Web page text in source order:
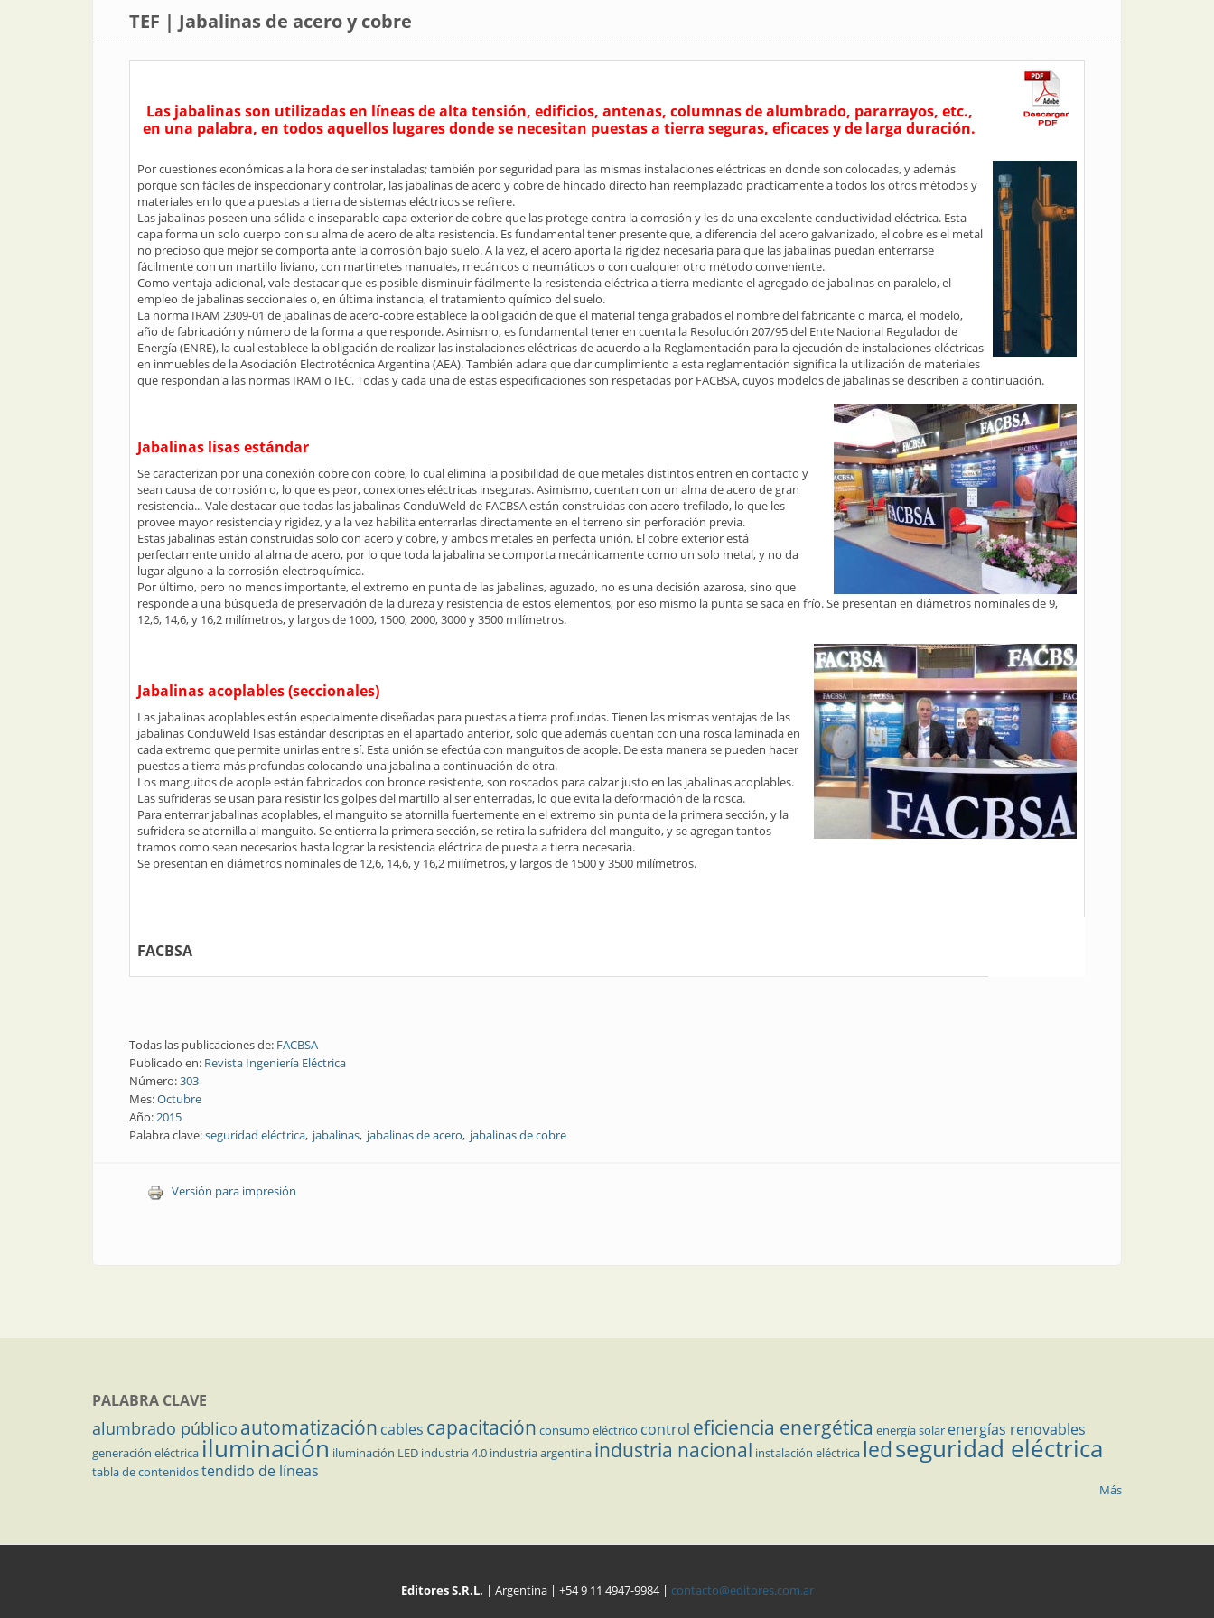
TEF | Jabalinas de acero y cobre
Las jabalinas son utilizadas en líneas de alta tensión, edificios, antenas, columnas de alumbrado, pararrayos, etc.,
en una palabra, en todos aquellos lugares donde se necesitan puestas a tierra seguras, eficaces y de larga duración.
Por cuestiones económicas a la hora de ser instaladas; también por seguridad para las mismas instalaciones eléctricas en donde son colocadas, y además
porque son fáciles de inspeccionar y controlar, las jabalinas de acero y cobre de hincado directo han reemplazado prácticamente a todos los otros métodos y
materiales en lo que a puestas a tierra de sistemas eléctricos se refiere.
Las jabalinas poseen una sólida e inseparable capa exterior de cobre que las protege contra la corrosión y les da una excelente conductividad eléctrica. Esta
capa forma un solo cuerpo con su alma de acero de alta resistencia. Es fundamental tener presente que, a diferencia del acero galvanizado, el cobre es el metal
no precioso que mejor se comporta ante la corrosión bajo suelo. A la vez, el acero aporta la rigidez necesaria para que las jabalinas puedan enterrarse
fácilmente con un martillo liviano, con martinetes manuales, mecánicos o neumáticos o con cualquier otro método conveniente.
Como ventaja adicional, vale destacar que es posible disminuir fácilmente la resistencia eléctrica a tierra mediante el agregado de jabalinas en paralelo, el
empleo de jabalinas seccionales o, en última instancia, el tratamiento químico del suelo.
La norma IRAM 2309-01 de jabalinas de acero-cobre establece la obligación de que el material tenga grabados el nombre del fabricante o marca, el modelo,
año de fabricación y número de la forma a que responde. Asimismo, es fundamental tener en cuenta la Resolución 207/95 del Ente Nacional Regulador de
Energía (ENRE), la cual establece la obligación de realizar las instalaciones eléctricas de acuerdo a la Reglamentación para la ejecución de instalaciones eléctricas
en inmuebles de la Asociación Electrotécnica Argentina (AEA). También aclara que dar cumplimiento a esta reglamentación significa la utilización de materiales
que respondan a las normas IRAM o IEC. Todas y cada una de estas especificaciones son respetadas por FACBSA, cuyos modelos de jabalinas se describen a continuación.
Jabalinas lisas estándar
Se caracterizan por una conexión cobre con cobre, lo cual elimina la posibilidad de que metales distintos entren en contacto y
sean causa de corrosión o, lo que es peor, conexiones eléctricas inseguras. Asimismo, cuentan con un alma de acero de gran
resistencia... Vale destacar que todas las jabalinas ConduWeld de FACBSA están construidas con acero trefilado, lo que les
provee mayor resistencia y rigidez, y a la vez habilita enterrarlas directamente en el terreno sin perforación previa.
Estas jabalinas están construidas solo con acero y cobre, y ambos metales en perfecta unión. El cobre exterior está
perfectamente unido al alma de acero, por lo que toda la jabalina se comporta mecánicamente como un solo metal, y no da
lugar alguno a la corrosión electroquímica.
Por último, pero no menos importante, el extremo en punta de las jabalinas, aguzado, no es una decisión azarosa, sino que
responde a una búsqueda de preservación de la dureza y resistencia de estos elementos, por eso mismo la punta se saca en frío. Se presentan en diámetros nominales de 9,
12,6, 14,6, y 16,2 milímetros, y largos de 1000, 1500, 2000, 3000 y 3500 milímetros.
Jabalinas acoplables (seccionales)
Las jabalinas acoplables están especialmente diseñadas para puestas a tierra profundas. Tienen las mismas ventajas de las
jabalinas ConduWeld lisas estándar descriptas en el apartado anterior, solo que además cuentan con una rosca laminada en
cada extremo que permite unirlas entre sí. Esta unión se efectúa con manguitos de acople. De esta manera se pueden hacer
puestas a tierra más profundas colocando una jabalina a continuación de otra.
Los manguitos de acople están fabricados con bronce resistente, son roscados para calzar justo en las jabalinas acoplables.
Las sufrideras se usan para resistir los golpes del martillo al ser enterradas, lo que evita la deformación de la rosca.
Para enterrar jabalinas acoplables, el manguito se atornilla fuertemente en el extremo sin punta de la primera sección, y la
sufridera se atornilla al manguito. Se entierra la primera sección, se retira la sufridera del manguito, y se agregan tantos
tramos como sean necesarios hasta lograr la resistencia eléctrica de puesta a tierra necesaria.
Se presentan en diámetros nominales de 12,6, 14,6, y 16,2 milímetros, y largos de 1500 y 3500 milímetros.
FACBSA
Todas las publicaciones de: FACBSA
Publicado en: Revista Ingeniería Eléctrica
Número:303
Mes:Octubre
Año:2015
Palabra clave:seguridad eléctrica jabalinas jabalinas de acero jabalinas de cobre
Versión para impresión
PALABRA CLAVE
alumbrado público automatización cables capacitación consumo eléctrico control eficiencia energética energía solar energías renovables
generación eléctrica iluminación iluminación LED industria 4.0 industria argentina industria nacional instalación eléctrica ledseguridad eléctrica
tabla de contenidostendido de líneas
Más
Editores S.R.L. | Argentina | +54 9 11 4947-9984 | contacto@editores.com.ar